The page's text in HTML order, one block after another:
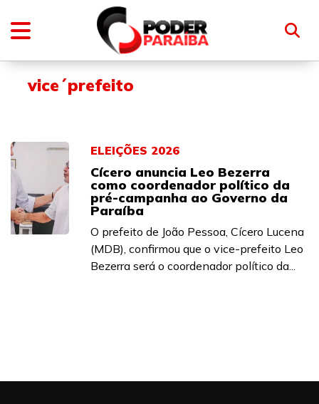
vice´prefeito
ELEIÇÕES 2026
Cícero anuncia Leo Bezerra
como coordenador político da
pré-campanha ao Governo da
Paraíba
O prefeito de João Pessoa, Cícero Lucena
(MDB), confirmou que o vice-prefeito Leo
Bezerra será o coordenador político da...